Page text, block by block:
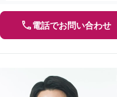
電話でお問い合わせ